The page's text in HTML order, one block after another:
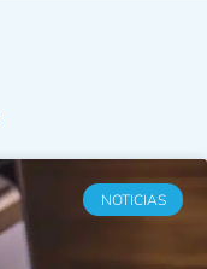
NOTICIAS